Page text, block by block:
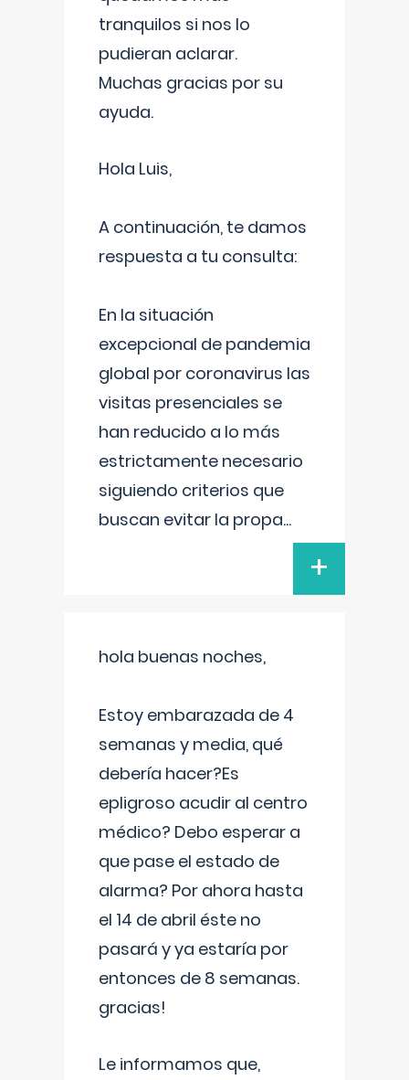
tranquilos si nos lo
pudieran aclarar.
Muchas gracias por su
ayuda.
Hola Luis,
A continuación, te damos
respuesta a tu consulta:
En la situación
excepcional de pandemia
global por coronavirus las
visitas presenciales se
han reducido a lo más
estrictamente necesario
siguiendo criterios que
buscan evitar la propa...
+
hola buenas noches,
Estoy embarazada de 4
semanas y media, qué
debería hacer?Es
epligroso acudir al centro
médico? Debo esperar a
que pase el estado de
alarma? Por ahora hasta
el 14 de abril éste no
pasará y ya estaría por
entonces de 8 semanas.
gracias!
Le informamos que,